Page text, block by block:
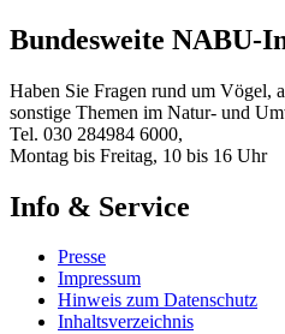
Bundesweite NABU-
Haben Sie Fragen rund um Vögel,
sonstige Themen im Natur- und
Tel. 030 284984 6000,
Montag bis Freitag, 10 bis 16 Uhr
Info & Service
Presse
Impressum
Hinweis zum Datenschutz
Inhaltsverzeichnis